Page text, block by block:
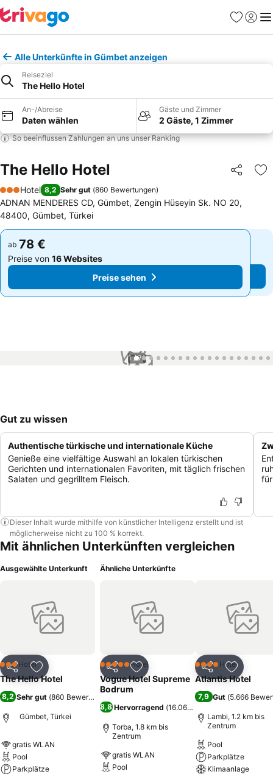
Favoriten
Alle Unterkünfte in Gümbet anzeigen
Reiseziel
The Hello Hotel
An-/Abreise
Daten wählen
Gäste und Zimmer
2 Gäste, 1 Zimmer
So beeinflussen Zahlungen an uns unser Ranking
The Hello Hotel Teilen
3 Sterne
Hotel 8,2 Sehr gut (860 Bewertungen)
ADNAN MENDERES CD, Gümbet, Zengin Hüseyin Sk. NO 20,
48400, Gümbet, Türkei
ab 78 €
Preise von 16 Websites
Preise sehen
ab 78 €
Preise von 16 Websites
Preise sehen
1 / 71
Gut zu wissen
Authentische türkische und internationale Küche
Genieße eine vielfältige Auswahl an lokalen türkischen
Gerichten und internationalen Favoriten, mit täglich frischen
Salaten und gegrilltem Fleisch.
Dieser Inhalt wurde mithilfe von künstlicher Intelligenz erstellt und ist
möglicherweise nicht zu 100 % korrekt.
Mit ähnlichen Unterkünften vergleichen
Ausgewählte Unterkunft
Teilen Zu Favoriten hinzufügen
3 SterneHotel
The Hello Hotel
8,2 Sehr gut (860 Bewertungen
Gümbet, Türkei
gratis WLAN
Pool
Parkplätze
Ähnliche Unterkünfte
Teilen Zu Favoriten hinzufügen
5 Sterne Hotel
Vogue Hotel Supreme
Bodrum
8,8 Hervorragend (16.069 Bewertungen
Torba, 1.8 km bis
Zentrum
gratis WLAN
Pool
Teilen Zu
4 SterneHotel
Atlantis Hotel
7,9 Gut (5.666
Lambi, 1.2 km bis
Zentrum
Pool
Parkplätze
Klimaanlage